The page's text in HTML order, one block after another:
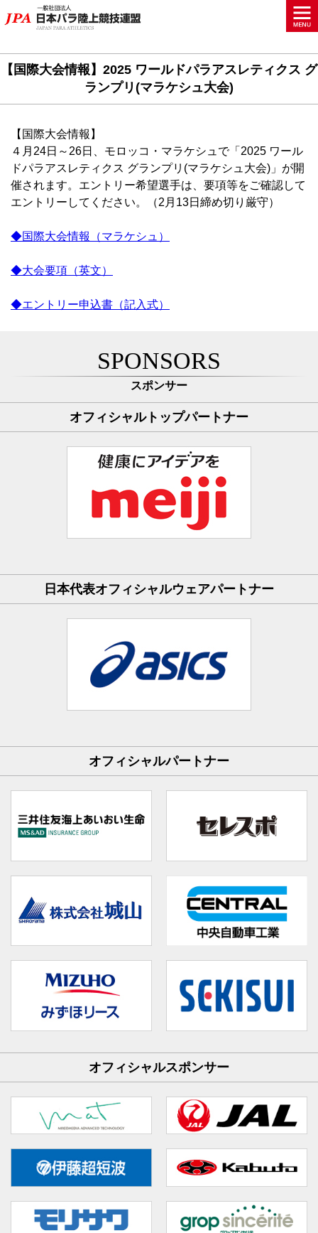
【国際大会情報】2025 ワールドパラアスレティクス グ
ランプリ(マラケシュ大会)
【国際大会情報】
４月24日～26日、モロッコ・マラケシュで「2025 ワール
ドパラアスレティクス グランプリ(マラケシュ大会)」が開
催されます。エントリー希望選手は、要項等をご確認して
エントリーしてください。（2月13日締め切り厳守）
◆国際大会情報（マラケシュ）
◆大会要項（英文）
◆エントリー申込書（記入式）
SPONSORS
スポンサー
オフィシャルトップパートナー
日本代表オフィシャルウェアパートナー
オフィシャルパートナー
オフィシャルスポンサー